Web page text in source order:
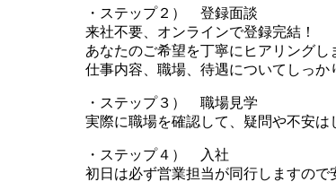
・ステップ２） 登録面談
来社不要、オンラインで登録完結！
あなたのご希望を丁寧にヒアリングし
仕事内容、職場、待遇についてしっか
・ステップ３） 職場見学
実際に職場を確認して、疑問や不安は
・ステップ４） 入社
初日は必ず営業担当が同行しますので